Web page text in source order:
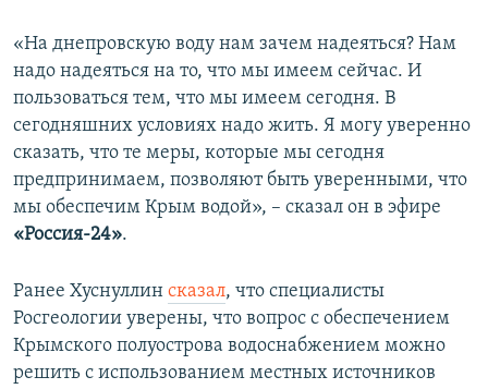
«На днепровскую воду нам зачем надеяться? Нам
надо надеяться на то, что мы имеем сейчас. И
пользоваться тем, что мы имеем сегодня. В
сегодняшних условиях надо жить. Я могу уверенно
сказать, что те меры, которые мы сегодня
предпринимаем, позволяют быть уверенными, что
мы обеспечим Крым водой», – сказал он в эфире
«Россия-24».
Ранее Хуснуллин сказал, что специалисты
Росгеологии уверены, что вопрос с обеспечением
Крымского полуострова водоснабжением можно
решить с использованием местных источников